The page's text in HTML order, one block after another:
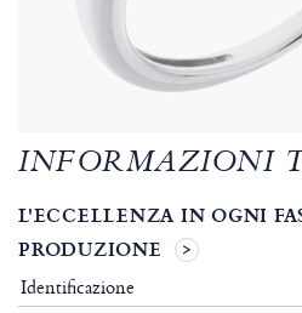
INFORMAZIONI
L'ECCELLENZA IN OGNI
PRODUZIONE
Identificazione